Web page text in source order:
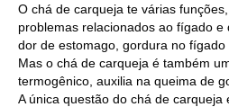
O chá de carqueja te várias
problemas relacionados ao fígado e
dor de estomago, gordura no fígado
Mas o chá de carqueja é também
termogênico, auxilia na queima de
A única questão do chá de